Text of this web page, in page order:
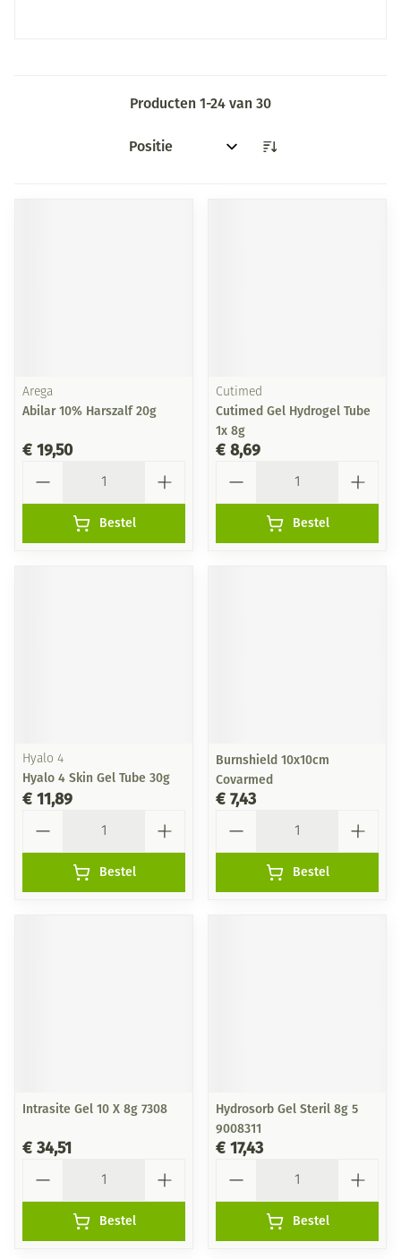
Producten 1-24 van 30
Sorteer op:
Arega
Abilar 10% Harszalf 20g
€ 19,50
Bestel
Cutimed
Cutimed Gel Hydrogel Tube
1x 8g
€ 8,69
Bestel
Hyalo 4
Hyalo 4 Skin Gel Tube 30g
€ 11,89
Bestel
Burnshield 10x10cm
Covarmed
€ 7,43
Bestel
Intrasite Gel 10 X 8g 7308
€ 34,51
Bestel
Hydrosorb Gel Steril 8g 5
9008311
€ 17,43
Bestel